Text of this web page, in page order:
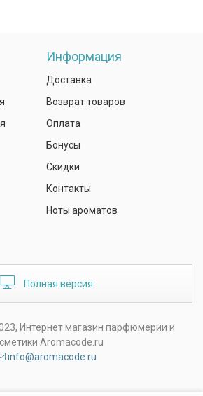
Информация
Доставка
Возврат товаров
Оплата
Бонусы
Скидки
Контакты
Ноты ароматов
Полная версия
Интернет магазин парфюмерии и
Aromacode.ru
info@aromacode.ru